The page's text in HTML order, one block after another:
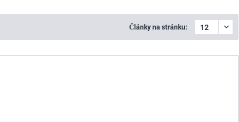
Články na stránku: